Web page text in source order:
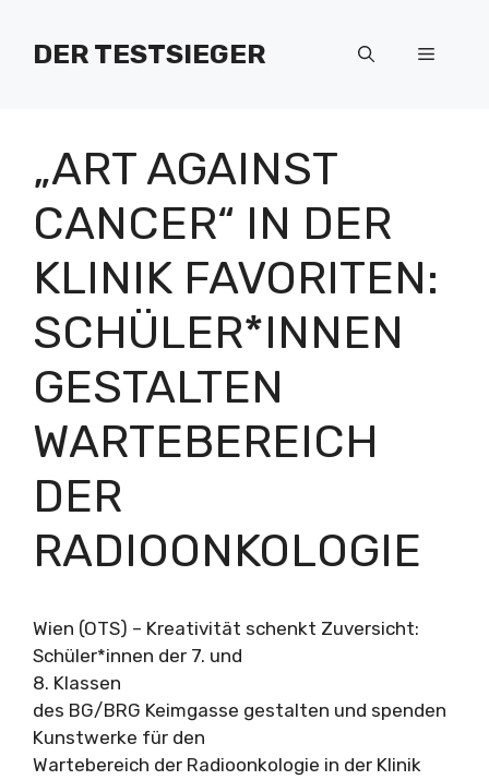
Inhalt
springenDER TESTSIEGER Menü
„ART AGAINST
CANCER“ IN DER
KLINIK FAVORITEN:
SCHÜLER*INNEN
GESTALTEN
WARTEBEREICH
DER
RADIOONKOLOGIE
Wien (OTS) – Kreativität schenkt Zuversicht:
Schüler*innen der 7. und
8. Klassen
des BG/BRG Keimgasse gestalten und spenden
Kunstwerke für den
Wartebereich der Radioonkologie in der Klinik